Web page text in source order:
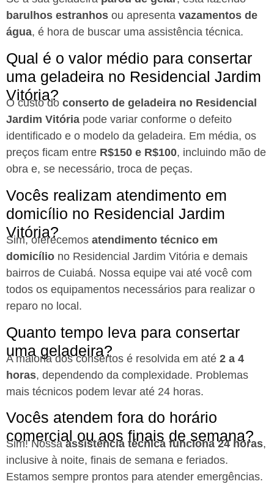
barulhos estranhos ou apresenta vazamentos de
água, é hora de buscar uma assistência técnica.
Qual é o valor médio para consertar
uma geladeira no Residencial Jardim
Vitória?
O custo do conserto de geladeira no Residencial
Jardim Vitória pode variar conforme o defeito
identificado e o modelo da geladeira. Em média, os
preços ficam entre R$150 e R$100, incluindo mão de
obra e, se necessário, troca de peças.
Vocês realizam atendimento em
domicílio no Residencial Jardim
Vitória?
Sim, oferecemos atendimento técnico em
domicílio no Residencial Jardim Vitória e demais
bairros de Cuiabá. Nossa equipe vai até você com
todos os equipamentos necessários para realizar o
reparo no local.
Quanto tempo leva para consertar
uma geladeira?
A maioria dos consertos é resolvida em até 2 a 4
horas, dependendo da complexidade. Problemas
mais técnicos podem levar até 24 horas.
Vocês atendem fora do horário
comercial ou aos finais de semana?
Sim! Nossaassistência técnica funciona 24 horas,
inclusive à noite, finais de semana e feriados.
Estamos sempre prontos para atender emergências.